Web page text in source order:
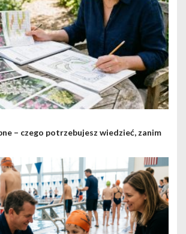
– czego potrzebujesz wiedzieć, zanim